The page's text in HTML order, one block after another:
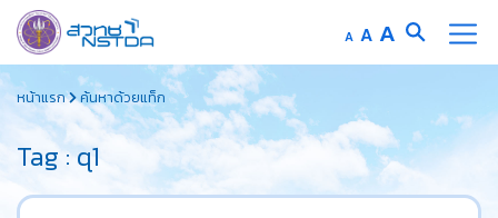
to
content
A Decrease
font
AReset
font
A Increase
font
หน้าแรก ค้นหาด้วยแท็ก
Tag : q1